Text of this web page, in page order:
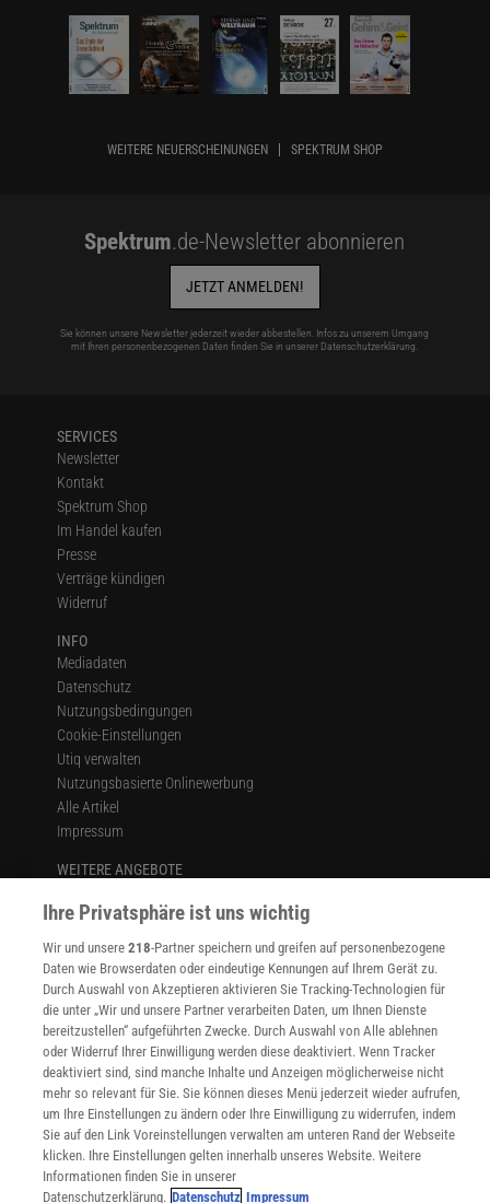
WEITERE NEUERSCHEINUNGEN SPEKTRUM SHOP
Spektrum.de-Newsletter abonnieren
JETZT ANMELDEN!
Sie können unsere Newsletter jederzeit wieder abbestellen. Infos zu unserem Umgang
mit Ihren personenbezogenen Daten finden Sie in unserer Datenschutzerklärung
SERVICES
Newsletter
Kontakt
Spektrum Shop
Im Handel kaufen
Presse
Verträge kündigen
Widerruf
INFO
Mediadaten
Datenschutz
Nutzungsbedingungen
Cookie-Einstellungen
Utiq verwalten
Nutzungsbasierte Onlinewerbung
Alle Artikel
Impressum
WEITERE ANGEBOTE
Angebote für Institutionen
Sprachen lernen mit Gymglish
Lexika
Für Spektrum schreiben
Zugänglichkeitserklärung
WEBSEITEN
KielSCN
Wissenschaft in die Schulen
SciLogs
Ihre Privatsphäre ist uns wichtig
Wir und unsere218-Partner speichern und greifen auf personenbezogene
Daten wie Browserdaten oder eindeutige Kennungen auf Ihrem Gerät zu.
Durch Auswahl von Akzeptieren aktivieren Sie Tracking-Technologien für
die unter „Wir und unsere Partner verarbeiten Daten, um Ihnen Dienste
bereitzustellen“ aufgeführten Zwecke. Durch Auswahl von Alle ablehnen
oder Widerruf Ihrer Einwilligung werden diese deaktiviert. Wenn Tracker
deaktiviert sind, sind manche Inhalte und Anzeigen möglicherweise nicht
mehr so relevant für Sie. Sie können dieses Menü jederzeit wieder aufrufen,
um Ihre Einstellungen zu ändern oder Ihre Einwilligung zu widerrufen, indem
Sie auf den Link Voreinstellungen verwalten am unteren Rand der Webseite
klicken. Ihre Einstellungen gelten innerhalb unseres Website. Weitere
Informationen finden Sie in unserer
Datenschutzerklärung. Datenschutz Impressum